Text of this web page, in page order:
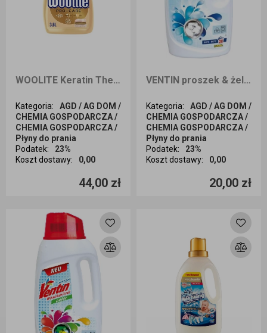
WOOLITE Keratin Therapy Płyn do prania z kreatyną PRO-CARE 60 prań 3,6L
Kategoria:
AGD / AG DOM /
CHEMIA GOSPODARCZA /
CHEMIA GOSPODARCZA /
Płyny do prania
Podatek:
23%
Koszt dostawy: 0,00
44,00 zł
Ilość sztuk
VENTIN proszek & żel w jednym do białego prania 20prań 1,4L
Kategoria:
AGD / AG DOM /
CHEMIA GOSPODARCZA /
CHEMIA GOSPODARCZA /
Płyny do prania
Podatek:
23%
Koszt dostawy: 0,00
20,00 zł
Ilość sztuk